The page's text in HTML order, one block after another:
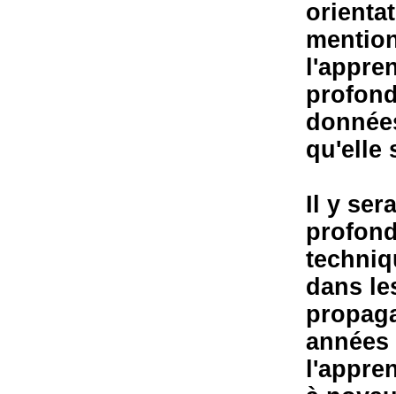
qu'elle
Il y
dans